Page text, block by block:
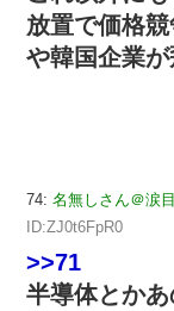
放置で価格
や韓国企業
74: 名無しさん＠涙
ID:ZJ0t6FpR0
>>71
半導体とか